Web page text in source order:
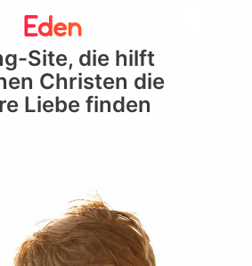
Site, die hilft
Christen die
Liebe finden